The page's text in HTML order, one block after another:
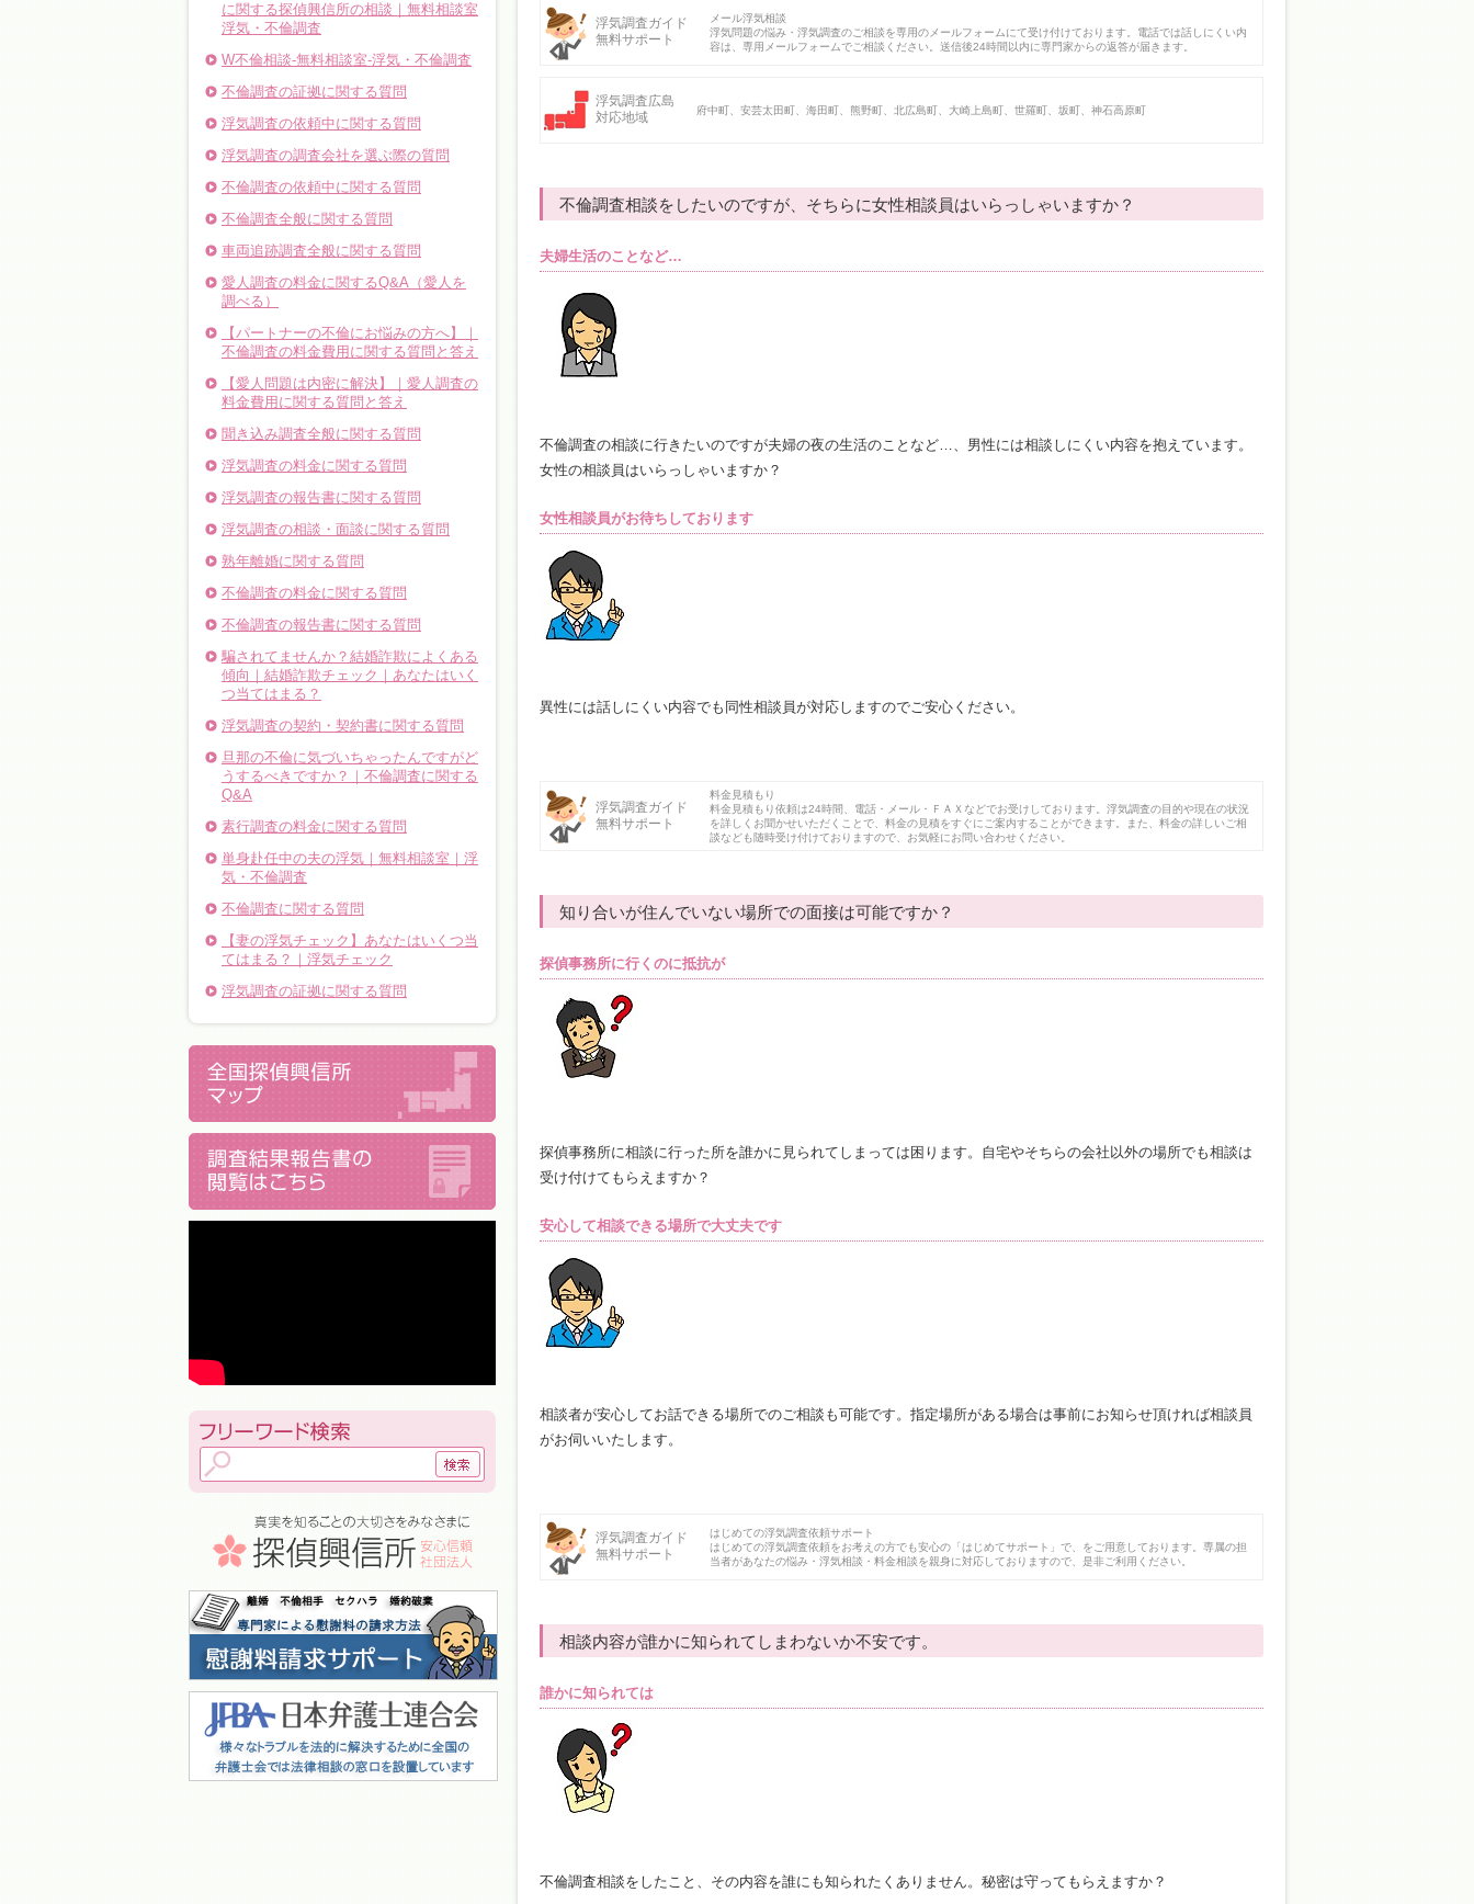
浮気調査ガイド
無料サポート
メール浮気相談
浮気問題の悩み・浮気調査のご相談を専用のメールフォームにて受け付けております。電話では話しにくい内
容は、専用メールフォームでご相談ください。送信後24時間以内に専門家からの返答が届きます。
浮気調査広島
対応地域
府中町、安芸太田町、海田町、熊野町、北広島町、大崎上島町、世羅町、坂町、神石高原町
不倫調査相談をしたいのですが、そちらに女性相談員はいらっしゃいますか？
夫婦生活のことなど…
不倫調査の相談に行きたいのですが夫婦の夜の生活のことなど…、男性には相談しにくい内容を抱えています。
女性の相談員はいらっしゃいますか？
女性相談員がお待ちしております
異性には話しにくい内容でも同性相談員が対応しますのでご安心ください。
浮気調査ガイド
無料サポート
料金見積もり
料金見積もり依頼は24時間、電話・メール・ＦＡＸなどでお受けしております。浮気調査の目的や現在の状況
を詳しくお聞かせいただくことで、料金の見積をすぐにご案内することができます。また、料金の詳しいご相
談なども随時受け付けておりますので、お気軽にお問い合わせください。
知り合いが住んでいない場所での面接は可能ですか？
探偵事務所に行くのに抵抗が
探偵事務所に相談に行った所を誰かに見られてしまっては困ります。自宅やそちらの会社以外の場所でも相談は
受け付けてもらえますか？
安心して相談できる場所で大丈夫です
相談者が安心してお話できる場所でのご相談も可能です。指定場所がある場合は事前にお知らせ頂ければ相談員
がお伺いいたします。
浮気調査ガイド
無料サポート
はじめての浮気調査依頼サポート
はじめての浮気調査依頼をお考えの方でも安心の「はじめてサポート」で、をご用意しております。専属の担
当者があなたの悩み・浮気相談・料金相談を親身に対応しておりますので、是非ご利用ください。
相談内容が誰かに知られてしまわないか不安です。
誰かに知られては
不倫調査相談をしたこと、その内容を誰にも知られたくありません。秘密は守ってもらえますか？
に関する探偵興信所の相談｜無料相談室
浮気・不倫調査
W不倫相談-無料相談室-浮気・不倫調査
不倫調査の証拠に関する質問
浮気調査の依頼中に関する質問
浮気調査の調査会社を選ぶ際の質問
不倫調査の依頼中に関する質問
不倫調査全般に関する質問
車両追跡調査全般に関する質問
愛人調査の料金に関するQ&A（愛人を
調べる）
【パートナーの不倫にお悩みの方へ】｜
不倫調査の料金費用に関する質問と答え
【愛人問題は内密に解決】｜愛人調査の
料金費用に関する質問と答え
聞き込み調査全般に関する質問
浮気調査の料金に関する質問
浮気調査の報告書に関する質問
浮気調査の相談・面談に関する質問
熟年離婚に関する質問
不倫調査の料金に関する質問
不倫調査の報告書に関する質問
騙されてませんか？結婚詐欺によくある
傾向｜結婚詐欺チェック｜あなたはいく
つ当てはまる？
浮気調査の契約・契約書に関する質問
旦那の不倫に気づいちゃったんですがど
うするべきですか？｜不倫調査に関する
Q&A
素行調査の料金に関する質問
単身赴任中の夫の浮気｜無料相談室｜浮
気・不倫調査
不倫調査に関する質問
【妻の浮気チェック】あなたはいくつ当
てはまる？｜浮気チェック
浮気調査の証拠に関する質問